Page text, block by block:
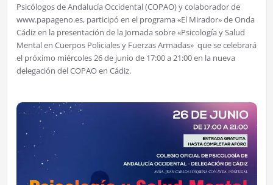
Psicólogos de Andalucía Occidental (COPAO) y colaborador de
www.papageno.es, participó en el programa «El Mirador» de Onda
Cádiz en la presentación de la Jornada sobre «Psicología y Salud
Mental en Cuerpos Policiales y Fuerzas Armadas» que se celebrará
el próximo miércoles 26 de junio de 17:00 a 21:00 en la nueva
delegación del COPAO en Cádiz.